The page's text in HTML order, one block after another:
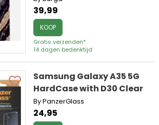
39,99
KOOP
Gratis verzenden*
14 dagen bedenktijd
Samsung Galaxy A35 5G
HardCase with D30 Clear
By PanzerGlass
24,95